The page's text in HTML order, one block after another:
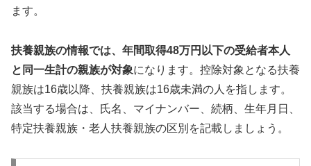
ます。
扶養親族の情報では、年間取得48万円以下の受給者本人
と同一生計の親族が対象になります。控除対象となる扶養
親族は16歳以降、扶養親族は16歳未満の人を指します。
該当する場合は、氏名、マイナンバー、続柄、生年月日、
特定扶養親族・老人扶養親族の区別を記載しましょう。